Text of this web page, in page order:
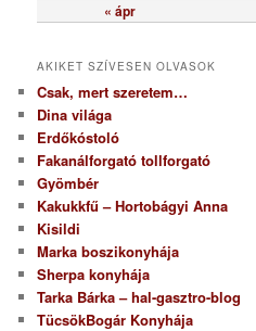
« ápr
AKIKET SZÍVESEN OLVASOK
Csak, mert szeretem…
Dina világa
Erdőkóstoló
Fakanálforgató tollforgató
Gyömbér
Kakukkfű – Hortobágyi Anna
Kisildi
Marka boszikonyhája
Sherpa konyhája
Tarka Bárka – hal-gasztro-blog
TücsökBogár Konyhája